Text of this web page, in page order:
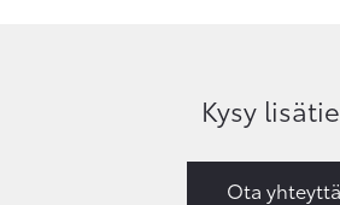
Kysy
Ota yhteyttä